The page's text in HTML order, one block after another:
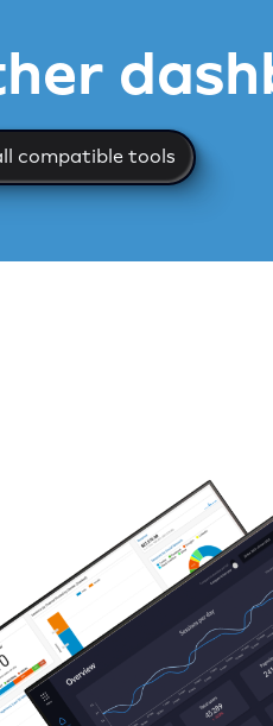
compatible tools
See all compatible